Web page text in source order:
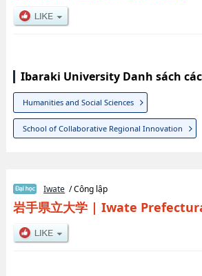
Ibaraki University Danh sách
Humanities and Social Sciences
School of Collaborative Regional Innovation
Iwate / Công lập
岩手県立大学| Iwate